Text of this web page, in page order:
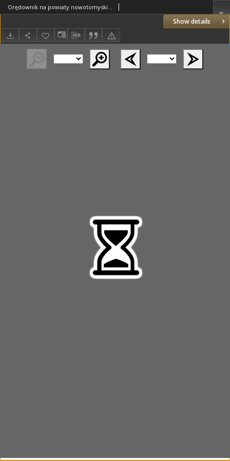
Show details
Orędownik na powiaty nowotomyski i wolsztyński 1937.04.27 R.18 Nr46